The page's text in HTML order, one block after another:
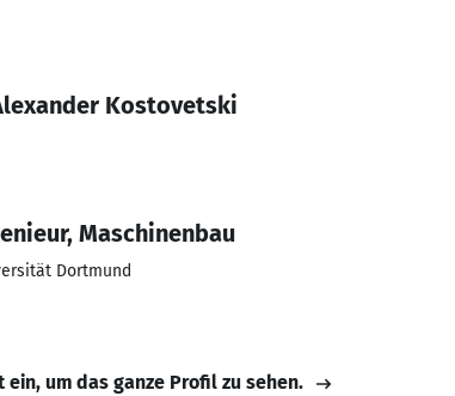
Kostovetski
Maschinenbau
Dortmund
ein, um das ganze Profil zu sehen.